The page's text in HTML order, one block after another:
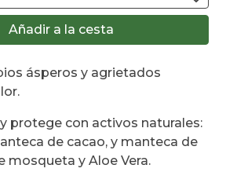
Añadir a la cesta
ásperos y agrietados
protege con activos naturales:
de cacao, y manteca de
mosqueta y Aloe Vera.